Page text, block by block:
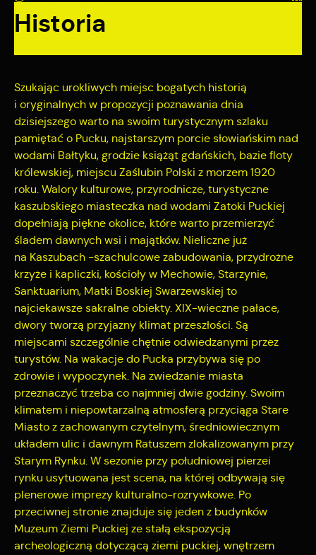
Historia
Szukając urokliwych miejsc bogatych historią
i oryginalnych w propozycji poznawania dnia
dzisiejszego warto na swoim turystycznym szlaku
pamiętać o Pucku, najstarszym porcie słowiańskim nad
wodami Bałtyku, grodzie książąt gdańskich, bazie floty
królewskiej, miejscu Zaślubin Polski z morzem 1920
roku. Walory kulturowe, przyrodnicze, turystyczne
kaszubskiego miasteczka nad wodami Zatoki Puckiej
dopełniają piękne okolice, które warto przemierzyć
śladem dawnych wsi i majątków. Nieliczne już
na Kaszubach -szachulcowe zabudowania, przydrożne
krzyże i kapliczki, kościoły w Mechowie, Starzynie,
Sanktuarium, Matki Boskiej Swarzewskiej to
najciekawsze sakralne obiekty. XIX-wieczne pałace,
dwory tworzą przyjazny klimat przeszłości. Są
miejscami szczególnie chętnie odwiedzanymi przez
turystów. Na wakacje do Pucka przybywa się po
zdrowie i wypoczynek. Na zwiedzanie miasta
przeznaczyć trzeba co najmniej dwie godziny. Swoim
klimatem i niepowtarzalną atmosferą przyciąga Stare
Miasto z zachowanym czytelnym, średniowiecznym
układem ulic i dawnym Ratuszem zlokalizowanym przy
Starym Rynku. W sezonie przy południowej pierzei
rynku usytuowana jest scena, na której odbywają się
plenerowe imprezy kulturalno-rozrywkowe. Po
przeciwnej stronie znajduje się jeden z budynków
Muzeum Ziemi Puckiej ze stałą ekspozycją
archeologiczną dotyczącą ziemi puckiej, wnętrzem
zapamiętanie wprowadzonych przez Ciebie ustawień oraz
personalizację określonych funkcjonalności czy
dopasowanie jej do Twoich indywidualnych preferencji.
Wyrażenie zgody na funkcjonalne i personalizacyjne pliki
cookies gwarantuje dostępność większej ilości funkcji na
stronie.
Analityczne
Analityczne pliki cookies pomagają nam rozwijać się i
dostosowywać do Twoich potrzeb.
Cookies analityczne pozwalają na uzyskanie informacji w
zakresie wykorzystywania witryny internetowej, miejsca oraz
częstotliwości, z jaką odwiedzane są nasze serwisy www.
Dane pozwalają nam na ocenę naszych serwisów
internetowych pod względem ich popularności wśród
użytkowników. Zgromadzone informacje są przetwarzane w
formie zanonimizowanej. Wyrażenie zgody na analityczne pliki
cookies gwarantuje dostępność wszystkich funkcjonalności.
Więcej
Reklamowe
Dzięki reklamowym plikom cookies prezentujemy Ci
najciekawsze informacje i aktualności na stronach naszych
partnerów.
Promocyjne pliki cookies służą do prezentowania Ci naszych
komunikatów na podstawie analizy Twoich upodobań oraz
Twoich zwyczajów dotyczących przeglądanej witryny
internetowej. Treści promocyjne mogą pojawić się na
stronach podmiotów trzecich lub firm będących naszymi
partnerami oraz innych dostawców usług. Firmy te działają w
charakterze pośredników prezentujących nasze treści w
postaci wiadomości, ofert, komunikatów mediów
społecznościowych.